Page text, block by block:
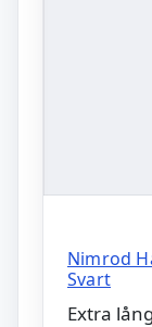
Nimrod
Svart
Extra